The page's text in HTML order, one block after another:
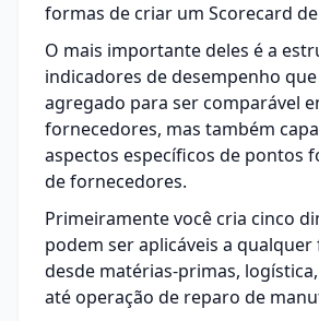
formas de criar um Scorecard
O mais importante deles é a
indicadores de desempenho
agregado para ser comparável
fornecedores, mas também
aspectos específicos de pontos
de fornecedores.
Primeiramente você cria cinco
podem ser aplicáveis a qualquer
desde matérias-primas,
até operação de reparo de